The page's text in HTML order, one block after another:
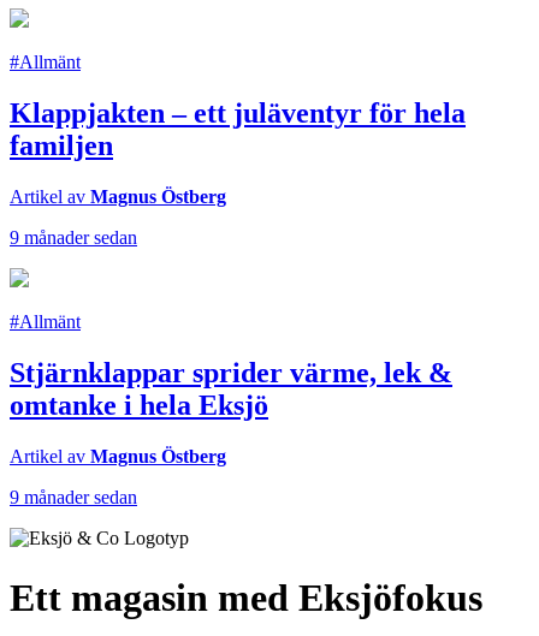
#Allmänt
Klappjakten – ett juläventyr för hela
familjen
Artikel av Magnus Östberg
9 månader sedan
#Allmänt
Stjärnklappar sprider värme, lek &
omtanke i hela Eksjö
Artikel av Magnus Östberg
9 månader sedan
Ett magasin med Eksjöfokus